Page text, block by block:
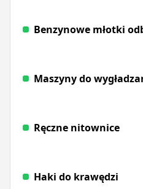
Benzynowe młotki
Maszyny do
Ręczne nitownice
Haki do krawędzi